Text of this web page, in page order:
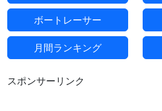
ボートレーサー
月間ランキング
スポンサーリンク